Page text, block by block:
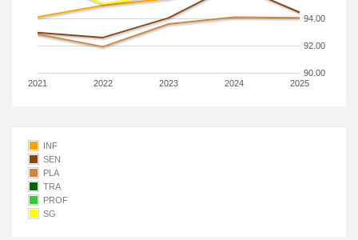
2021 2022 2023 2024 2025
90.00
92.00
94.00
INF
SEN
PLA
TRA
PROF
SG